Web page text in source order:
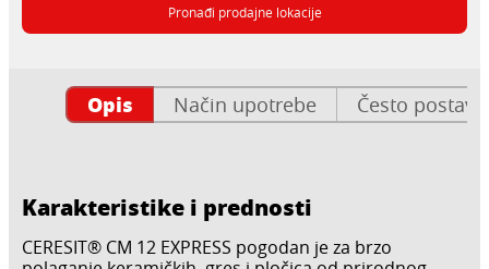
Pronađi prodajne lokacije
Opis Način upotrebe Često
Karakteristike i prednosti
CERESIT® CM 12 EXPRESS pogodan je za brzo